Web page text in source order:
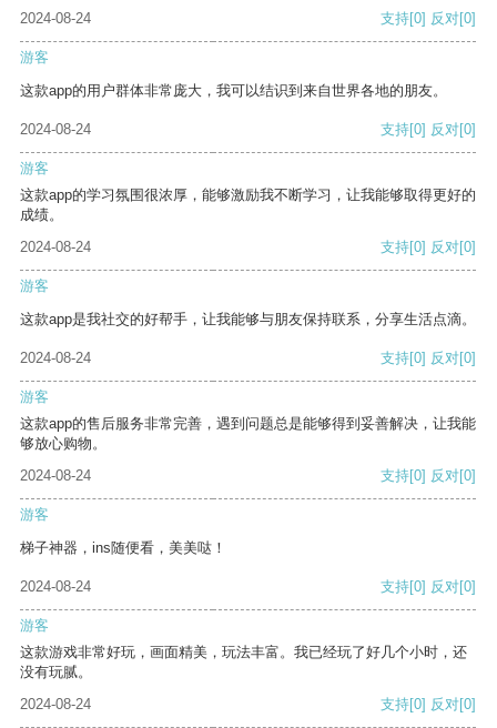
2024-08-24 支持[0] 反对[0]
游客
这款app的用户群体非常庞大，我可以结识到来自世界各地的朋友。
2024-08-24 支持[0] 反对[0]
游客
这款app的学习氛围很浓厚，能够激励我不断学习，让我能够取得更好的
成绩。
2024-08-24
支持[0] 反对[0]
游客
这款app是我社交的好帮手，让我能够与朋友保持联系，分享生活点滴。
2024-08-24 支持[0] 反对[0]
游客
这款app的售后服务非常完善，遇到问题总是能够得到妥善解决，让我能
够放心购物。
2024-08-24
支持[0] 反对[0]
游客
梯子神器，ins随便看，美美哒！
2024-08-24 支持[0] 反对[0]
游客
这款游戏非常好玩，画面精美，玩法丰富。我已经玩了好几个小时，还
没有玩腻。
2024-08-24
支持[0] 反对[0]